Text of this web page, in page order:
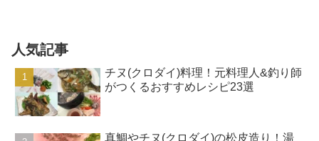
人気記事
チヌ(クロダイ)料理！元料理人&釣り師
がつくるおすすめレシピ23選
真鯛やチヌ(クロダイ)の松皮造り！湯